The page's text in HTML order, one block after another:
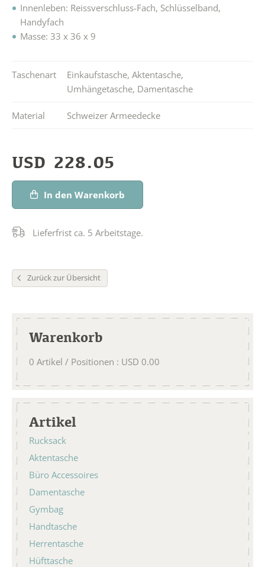
Innenleben: Reissverschluss-Fach, Schlüsselband,
Handyfach
Masse: 33 x 36 x 9
Taschenart Einkaufstasche, Aktentasche,
Umhängetasche, Damentasche
Material Schweizer Armeedecke
USD 228.05
In den Warenkorb
Lieferfrist ca. 5 Arbeitstage.
Zurück zur Übersicht
Warenkorb
0 Artikel / Positionen : USD 0.00
Artikel
Rucksack
Aktentasche
Büro Accessoires
Damentasche
Gymbag
Handtasche
Herrentasche
Hüfttasche